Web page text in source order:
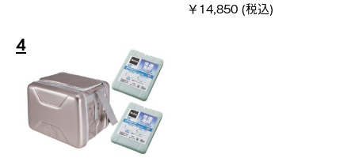
￥14,850 (税込)
4